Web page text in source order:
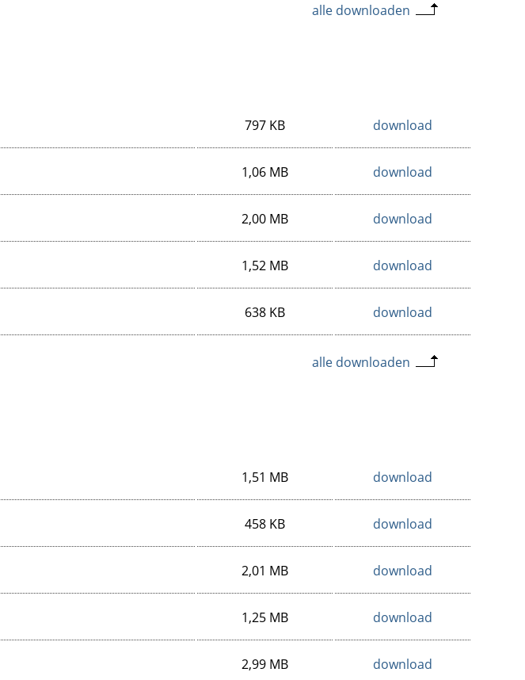
alle downloaden
797 KB download
1,06 MB download
2,00 MB download
1,52 MB download
638 KB download
alle downloaden
1,51 MB download
458 KB download
2,01 MB download
1,25 MB download
2,99 MB download